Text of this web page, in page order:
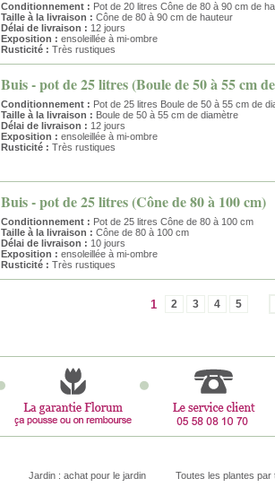
Conditionnement : Pot de 20 litres Cône de 80 à 90 cm de
Taille à la livraison : Cône de 80 à 90 cm de hauteur
Délai de livraison : 12 jours
Exposition : ensoleillée à mi-ombre
Rusticité : Très rustiques
Buis - pot de 25 litres (Boule de 50 à 55 cm
Conditionnement : Pot de 25 litres Boule de 50 à 55 cm de
Taille à la livraison : Boule de 50 à 55 cm de diamètre
Délai de livraison : 12 jours
Exposition : ensoleillée à mi-ombre
Rusticité : Très rustiques
Buis - pot de 25 litres (Cône de 80 à 100 cm)
Conditionnement : Pot de 25 litres Cône de 80 à 100 cm
Taille à la livraison : Cône de 80 à 100 cm
Délai de livraison : 10 jours
Exposition : ensoleillée à mi-ombre
Rusticité : Très rustiques
1 2 3 4 5
Jardin : achat pour le jardin Toutes les plantes par